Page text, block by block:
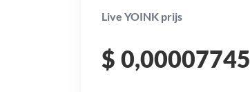
Live YOINK prijs
$ 0,00007745